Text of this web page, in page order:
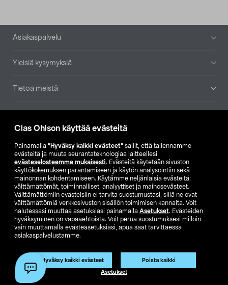
Clas Ohlson käyttää evästeitä
Painamalla ”Hyväksy kaikki evästeet” sallit, että tallennamme
evästeitä ja muuta seurantateknologiaa laitteellesi
evästeselosteemme mukaisesti. Evästeitä käytetään sivuston
käyttökokemuksen parantamiseen ja käytön analysointiin sekä
mainonnan kohdentamiseen. Käytämme neljänlaisia evästeitä:
välttämättömät, toiminnalliset, analyyttiset ja mainosevästeet.
Välttämättömiin evästeisiin ei tarvita suostumustasi, sillä ne ovat
välttämättömiä verkkosivuston sisällön toimimisen kannalta. Voit
halutessasi muuttaa asetuksiasi painamalla Asetukset. Evästeiden
hyväksyminen on vapaaehtoista. Voit perua suostumuksesi milloin
vain muuttamalla evästeasetuksiasi, apua saat tarvittaessa
asiakaspalvelustamme.
Hyväksy kaikki evästeet Poista kaikki
Asetukset
Alatunniste
Asiakaspalvelu
Yleisiä kysymyksiä
Tietoa meistä
Etsi myymälä
SE NO FI
FI SV
Ostoehdot